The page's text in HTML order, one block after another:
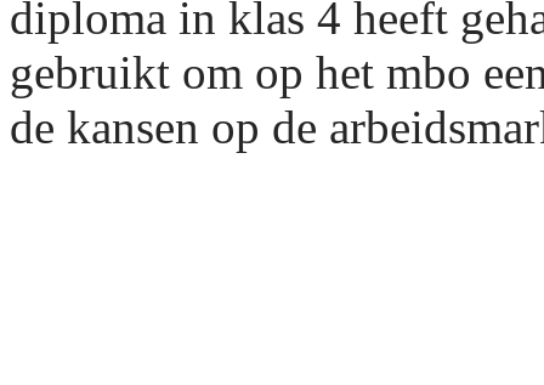
diploma in klas 4 heeft
gebruikt om op het mbo
de kansen op de